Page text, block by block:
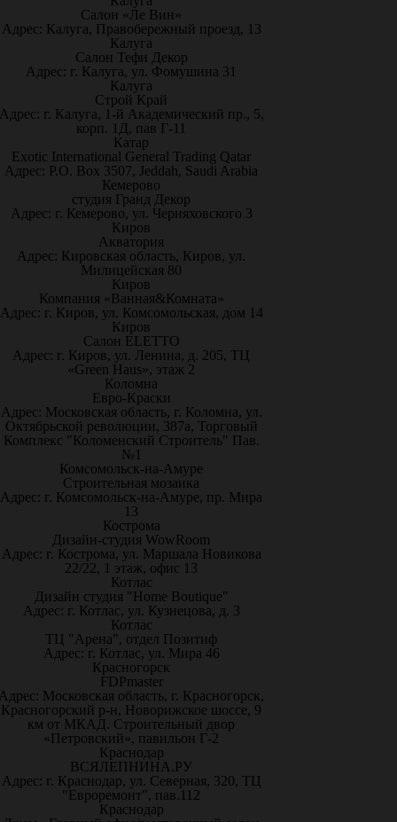
Салон «Ле Вин»
Адрес: Калуга, Правобережный проезд, 13
Калуга
Салон Тефи Декор
Адрес: г. Калуга, ул. Фомушина 31
Калуга
Строй Край
г. Калуга, 1-й Академический пр., 5,
корп. 1Д, пав Г-11
Катар
Exotic International General Trading Qatar
Адрес: P.O. Box 3507, Jeddah, Saudi Arabia
Кемерово
студия Гранд Декор
Адрес: г. Кемерово, ул. Черняховского 3
Киров
Акватория
Адрес: Кировская область, Киров, ул.
Милицейская 80
Киров
Компания «Ванная&Комната»
Адрес: г. Киров, ул. Комсомольская, дом 14
Киров
Салон ELETTO
Адрес: г. Киров, ул. Ленина, д. 205, ТЦ
«Green Haus», этаж 2
Коломна
Евро-Краски
Адрес: Московская область, г. Коломна, ул.
Октябрьской революции, 387а, Торговый
Комплекс "Коломенский Строитель" Пав.
№1
Комсомольск-на-Амуре
Строительная мозаика
Адрес: г. Комсомольск-на-Амуре, пр. Мира
13
Кострома
Дизайн-студия WowRoom
Адрес: г. Кострома, ул. Маршала Новикова
22/22, 1 этаж, офис 13
Котлас
Дизайн студия "Home Boutique"
Адрес: г. Котлас, ул. Кузнецова, д. 3
Котлас
ТЦ "Арена", отдел Позитиф
Адрес: г. Котлас, ул. Мира 46
Красногорск
FDPmaster
Московская область, г. Красногорск,
Красногорский р-н, Новорижское шоссе, 9
км от МКАД. Строительный двор
«Петровский», павильон Г-2
Краснодар
ВСЯЛЕПНИНА.РУ
Адрес: г. Краснодар, ул. Северная, 320, ТЦ
"Евроремонт", пав.112
Краснодар